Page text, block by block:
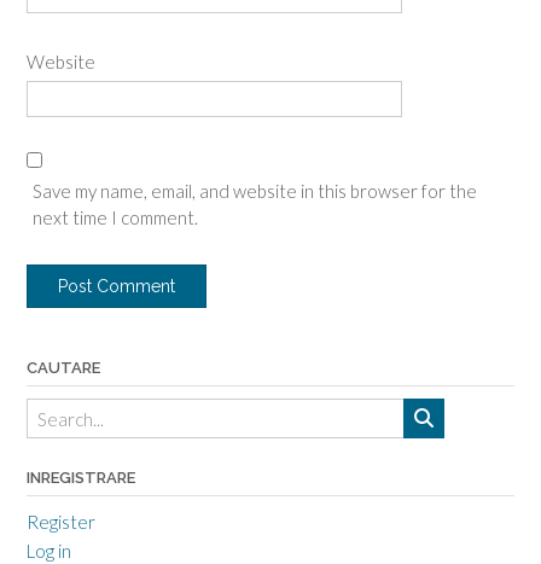
Website
Save my name, email, and website in this browser for the
next time I comment.
CAUTARE
INREGISTRARE
Register
Log in